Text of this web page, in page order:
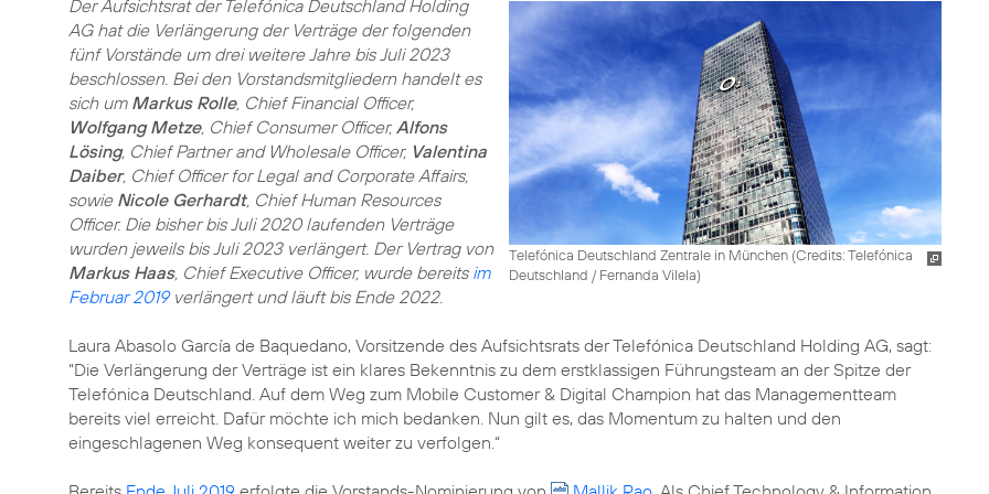
Telefónica Deutschland Zentrale in München (Credits: Telefónica
Deutschland / Fernanda Vilela)
Der Aufsichtsrat der Telefónica Deutschland Holding
AG hat die Verlängerung der Verträge der folgenden
fünf Vorstände um drei weitere Jahre bis Juli 2023
beschlossen. Bei den Vorstandsmitgliedern handelt es
sich um Markus Rolle, Chief Financial Officer,
Wolfgang Metze, Chief Consumer Officer, Alfons
Lösing, Chief Partner and Wholesale Officer, Valentina
Daiber, Chief Officer for Legal and Corporate Affairs,
sowie Nicole Gerhardt, Chief Human Resources
Officer. Die bisher bis Juli 2020 laufenden Verträge
wurden jeweils bis Juli 2023 verlängert. Der Vertrag von
Markus Haas, Chief Executive Officer, wurde bereits im
Februar 2019verlängert und läuft bis Ende 2022.
Laura Abasolo García de Baquedano, Vorsitzende des Aufsichtsrats der Telefónica Deutschland Holding AG, sagt:
“Die Verlängerung der Verträge ist ein klares Bekenntnis zu dem erstklassigen Führungsteam an der Spitze der
Telefónica Deutschland. Auf dem Weg zum Mobile Customer & Digital Champion hat das Managementteam
bereits viel erreicht. Dafür möchte ich mich bedanken. Nun gilt es, das Momentum zu halten und den
eingeschlagenen Weg konsequent weiter zu verfolgen.“